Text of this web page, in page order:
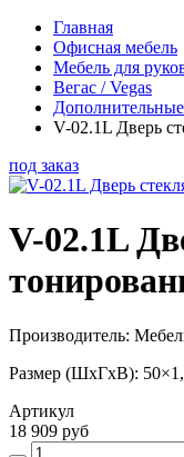
Главная
Офисная мебель
Мебель для
Вегас / Vegas
V-02.1L Дверь
под заказ
V-02.1L
Производитель:
Размер (ШхГхВ):
Артикул
18 909 руб